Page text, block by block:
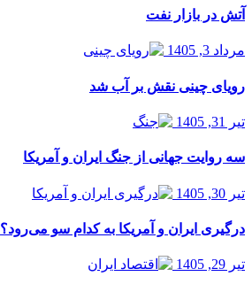
آتش در بازار نفت
مرداد 3, 1405
رویای چینی نقش بر آب شد
تیر 31, 1405
سه روایت جهانی از جنگ ایران و آمریکا
تیر 30, 1405
درگیری ایران و آمریکا به کدام سو می‌رود؟
تیر 29, 1405